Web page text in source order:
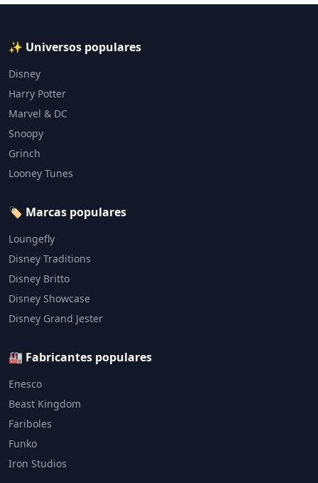
✨ Universos populares
Disney
Harry Potter
Marvel & DC
Snoopy
Grinch
Looney Tunes
🏷️ Marcas populares
Loungefly
Disney Traditions
Disney Britto
Disney Showcase
Disney Grand Jester
🏭 Fabricantes populares
Enesco
Beast Kingdom
Fariboles
Funko
Iron Studios